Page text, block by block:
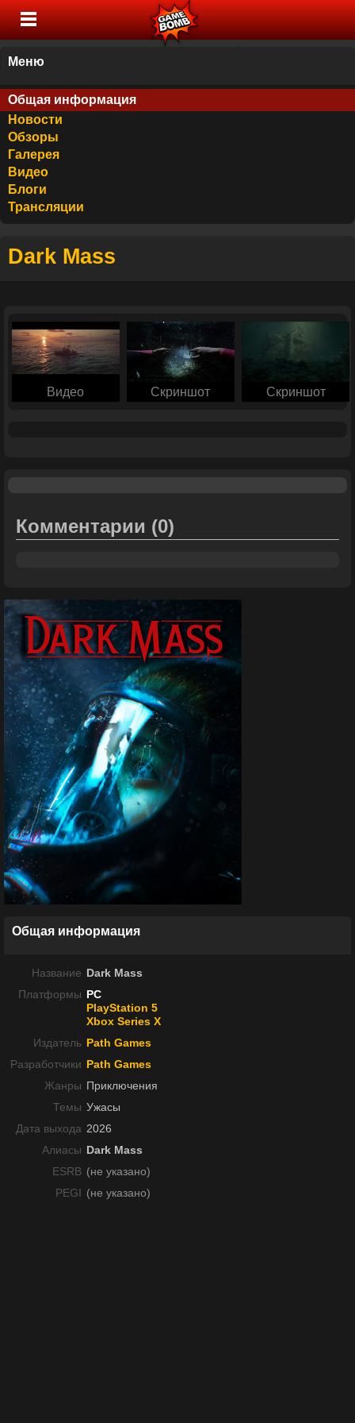
Меню
Общая информация
Новости
Обзоры
Галерея
Видео
Блоги
Трансляции
Dark Mass
Видео Скриншот Скриншот
Комментарии (0)
Общая информация
Название Dark Mass
Платформы PC
PlayStation 5
Xbox Series X
Издатель Path Games
Разработчики Path Games
Жанры Приключения
Темы Ужасы
Дата выхода 2026
Алиасы Dark Mass
ESRB (не указано)
PEGI (не указано)